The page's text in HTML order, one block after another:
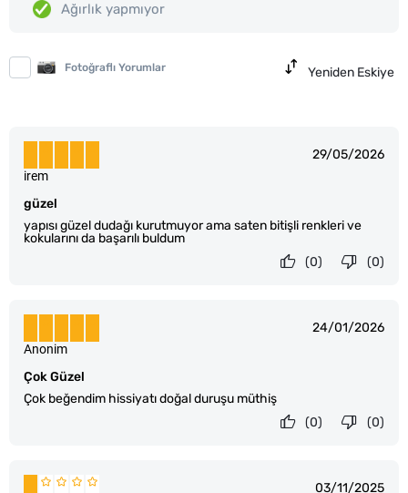
Ağırlık yapmıyor
Fotoğraflı Yorumlar Yeniden Eskiye
29/05/2026
güzel
yapısı güzel dudağı kurutmuyor ama saten bitişli renkleri ve
kokularını da başarılı buldum
irem
(0)
(0)
24/01/2026
Çok Güzel
Çok beğendim hissiyatı doğal duruşu müthiş
Anonim
(0)
(0)
03/11/2025